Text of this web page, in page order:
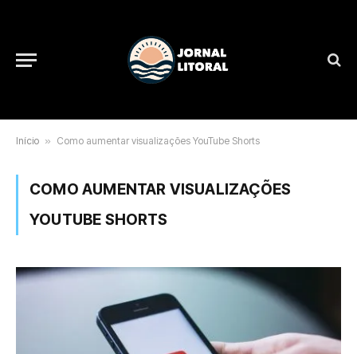
Início » Como aumentar visualizações YouTube Shorts
COMO AUMENTAR VISUALIZAÇÕES
YOUTUBE SHORTS